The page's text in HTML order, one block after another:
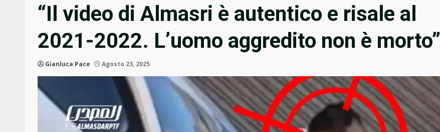
“Il video di Almasri è autentico e risale al
2021-2022. L’uomo aggredito non è morto”
Gianluca Pace Agosto 23, 2025